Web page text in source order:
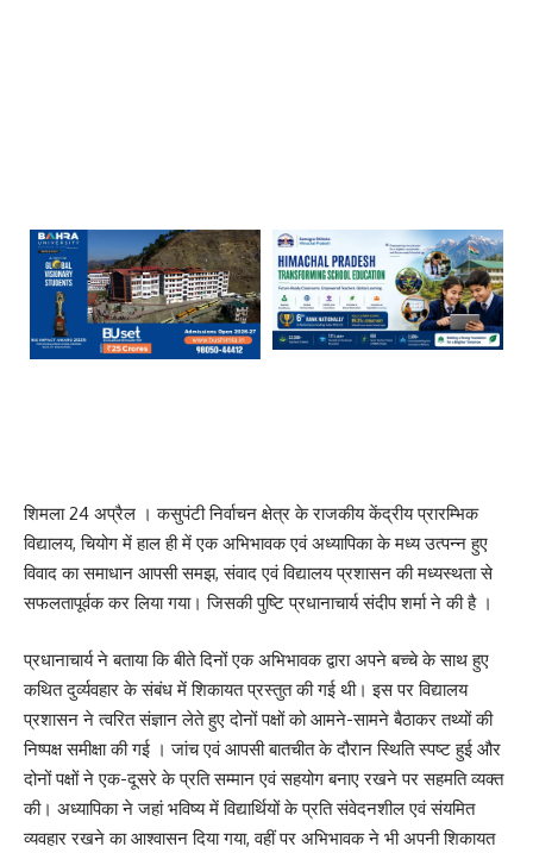
शिमला 24 अप्रैल । कसुपंटी निर्वाचन क्षेत्र के राजकीय केंद्रीय प्रारम्भिक
विद्यालय, चियोग में हाल ही में एक अभिभावक एवं अध्यापिका के मध्य उत्पन्न हुए
विवाद का समाधान आपसी समझ, संवाद एवं विद्यालय प्रशासन की मध्यस्थता से
सफलतापूर्वक कर लिया गया। जिसकी पुष्टि प्रधानाचार्य संदीप शर्मा ने की है ।
प्रधानाचार्य ने बताया कि बीते दिनों एक अभिभावक द्वारा अपने बच्चे के साथ हुए
कथित दुर्व्यवहार के संबंध में शिकायत प्रस्तुत की गई थी। इस पर विद्यालय
प्रशासन ने त्वरित संज्ञान लेते हुए दोनों पक्षों को आमने-सामने बैठाकर तथ्यों की
निष्पक्ष समीक्षा की गई । जांच एवं आपसी बातचीत के दौरान स्थिति स्पष्ट हुई और
दोनों पक्षों ने एक-दूसरे के प्रति सम्मान एवं सहयोग बनाए रखने पर सहमति व्यक्त
की। अध्यापिका ने जहां भविष्य में विद्यार्थियों के प्रति संवेदनशील एवं संयमित
व्यवहार रखने का आश्वासन दिया गया, वहीं पर अभिभावक ने भी अपनी शिकायत